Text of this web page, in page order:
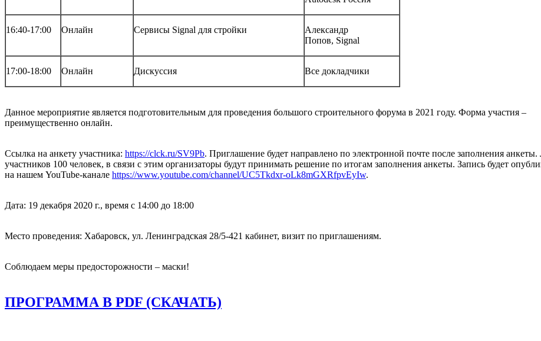
16:40-17:00 Онлайн Сервисы Signal для стройки
Александр
Попов, Signal
17:00-18:00 Онлайн Дискуссия Все докладчики
Данное мероприятие является подготовительным для проведения большого строительного форума в 2021 году. Форма участия –
преимущественно онлайн.
Ссылка на анкету участника: https://clck.ru/SV9Pb. Приглашение будет направлено по электронной почте после заполнения
участников 100 человек, в связи с этим организаторы будут принимать решение по итогам заполнения анкеты. Запись будет
на нашем YouTube-канале https://www.youtube.com/channel/UC5Tkdxr-oLk8mGXRfpvEyIw.
Дата: 19 декабря 2020 г., время с 14:00 до 18:00
Место проведения: Хабаровск, ул. Ленинградская 28/5-421 кабинет, визит по приглашениям.
Соблюдаем меры предосторожности – маски!
ПРОГРАММА В PDF (СКАЧАТЬ)